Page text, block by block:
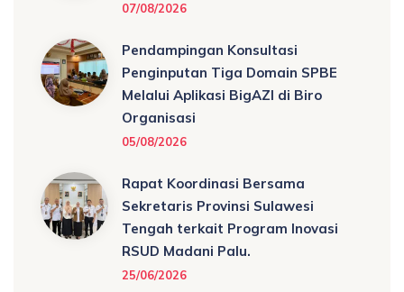
07/08/2026
Pendampingan Konsultasi
Penginputan Tiga Domain SPBE
Melalui Aplikasi BigAZI di Biro
Organisasi
05/08/2026
Rapat Koordinasi Bersama
Sekretaris Provinsi Sulawesi
Tengah terkait Program Inovasi
RSUD Madani Palu.
25/06/2026